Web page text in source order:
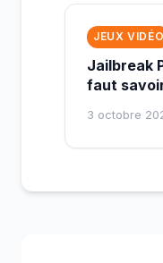
JEUX VIDÉO
Jailbreak
faut
3 octobre